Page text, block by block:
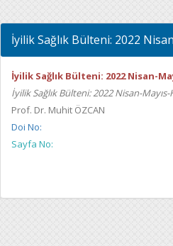
İyilik Sağlık Bülteni: 2022
İyilik Sağlık Bülteni: 2022 Nisan-
İyilik Sağlık Bülteni: 2022 Nisan-
Prof. Dr. Muhit ÖZCAN
Doi No:
Sayfa No: